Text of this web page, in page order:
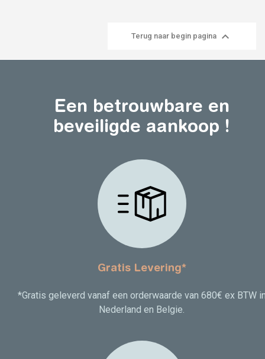
Terug naar begin pagina 
Een betrouwbare en
beveiligde aankoop !
Gratis Levering*
*Gratis geleverd vanaf een orderwaarde van 680€ ex BTW
Nederland en Belgie.